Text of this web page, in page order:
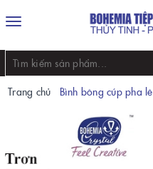
Toggle
Trang chủ Bình bông cúp pha